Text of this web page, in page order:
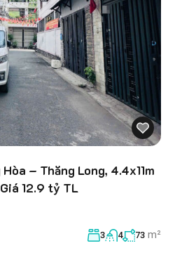
– Thăng Long, 4.4x11m
12.9 tỷ TL
3 4 73 m²